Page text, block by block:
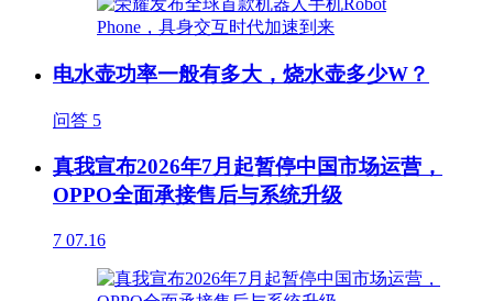
电水壶功率一般有多大，烧水壶多少W？
问答 5
真我宣布2026年7月起暂停中国市场运营，
OPPO全面承接售后与系统升级
7 07.16